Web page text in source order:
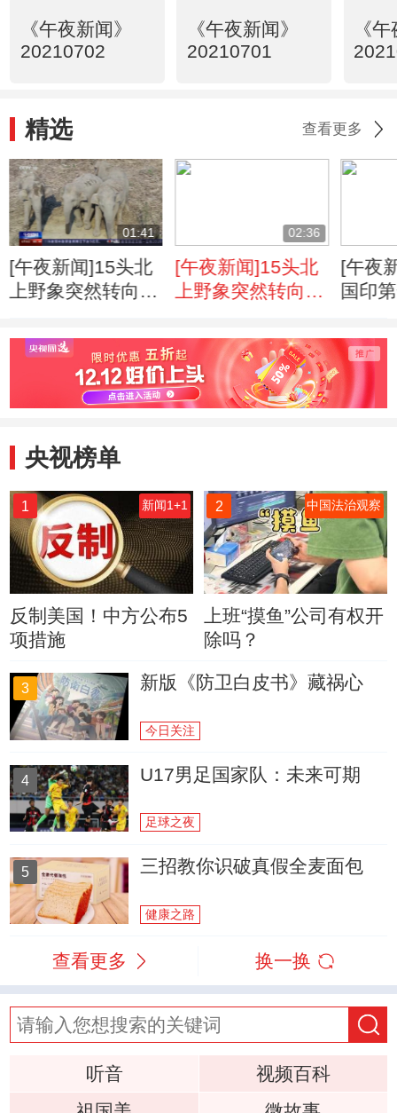
《午夜新闻》
20210702
《午夜新闻》
20210701
《
精选 查看更多
01:41
[午夜新闻]15头北
上野象突然转向
象群为何北迁 记
者探访象群原栖息
02:36
[午夜新闻]15头北
上野象突然转向
[午夜
国印
伤
央视榜单
1 新闻1+1
反制美国！中方公布5
项措施
2 中国法治观察
上班“摸鱼”公司有权开
除吗？
3 新版《防卫白皮书》藏祸心
今日关注
4 U17男足国家队：未来可期
足球之夜
5 三招教你识破真假全麦面包
健康之路
查看更多 换一换
听音
视频百科